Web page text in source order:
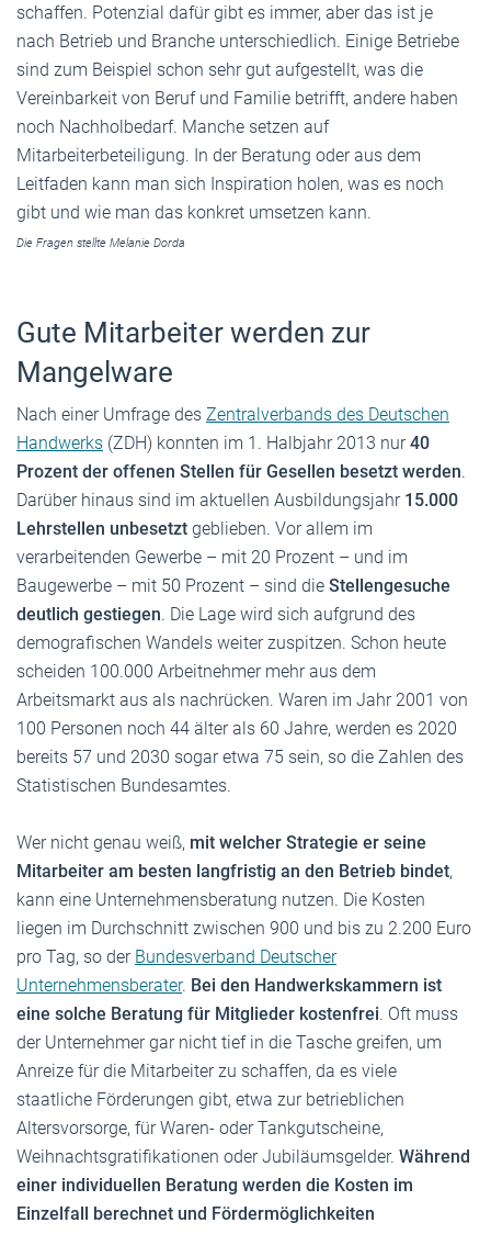
schaffen. Potenzial dafür gibt es immer, aber das ist je
nach Betrieb und Branche unterschiedlich. Einige Betriebe
sind zum Beispiel schon sehr gut aufgestellt, was die
Vereinbarkeit von Beruf und Familie betrifft, andere haben
noch Nachholbedarf. Manche setzen auf
Mitarbeiterbeteiligung. In der Beratung oder aus dem
Leitfaden kann man sich Inspiration holen, was es noch
gibt und wie man das konkret umsetzen kann.
Die Fragen stellte Melanie Dorda
Gute Mitarbeiter werden zur
Mangelware
Nach einer Umfrage des Zentralverbands des Deutschen
Handwerks (ZDH) konnten im 1. Halbjahr 2013 nur40
Prozent der offenen Stellen für Gesellen besetzt werden.
Darüber hinaus sind im aktuellen Ausbildungsjahr 15.000
Lehrstellen unbesetzt geblieben. Vor allem im
verarbeitenden Gewerbe – mit 20 Prozent – und im
Baugewerbe – mit 50 Prozent – sind die Stellengesuche
deutlich gestiegen. Die Lage wird sich aufgrund des
demografischen Wandels weiter zuspitzen. Schon heute
scheiden 100.000 Arbeitnehmer mehr aus dem
Arbeitsmarkt aus als nachrücken. Waren im Jahr 2001 von
100 Personen noch 44 älter als 60 Jahre, werden es 2020
bereits 57 und 2030 sogar etwa 75 sein, so die Zahlen des
Statistischen Bundesamtes.
Wer nicht genau weiß, mit welcher Strategie er seine
Mitarbeiter am besten langfristig an den Betrieb bindet,
kann eine Unternehmensberatung nutzen. Die Kosten
liegen im Durchschnitt zwischen 900 und bis zu 2.200 Euro
pro Tag, so der Bundesverband Deutscher
Unternehmensberater. Bei den Handwerkskammern ist
eine solche Beratung für Mitglieder kostenfrei. Oft muss
der Unternehmer gar nicht tief in die Tasche greifen, um
Anreize für die Mitarbeiter zu schaffen, da es viele
staatliche Förderungen gibt, etwa zur betrieblichen
Altersvorsorge, für Waren- oder Tankgutscheine,
Weihnachtsgratifikationen oder Jubiläumsgelder. Während
einer individuellen Beratung werden die Kosten im
Einzelfall berechnet und Fördermöglichkeiten